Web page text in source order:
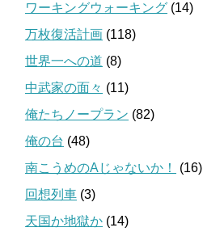
ワーキングウォーキング (14)
万枚復活計画 (118)
世界一への道 (8)
中武家の面々 (11)
俺たちノープラン (82)
俺の台 (48)
南こうめのAじゃないか！
(16)
回想列車 (3)
天国か地獄か (14)